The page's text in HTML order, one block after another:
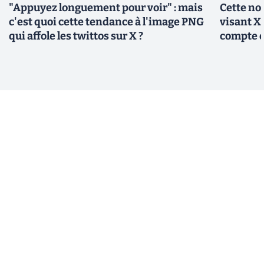
"Appuyez longuement pour voir" : mais
c'est quoi cette tendance à l'image PNG
qui affole les twittos sur X ?
Cette
visant X
compte